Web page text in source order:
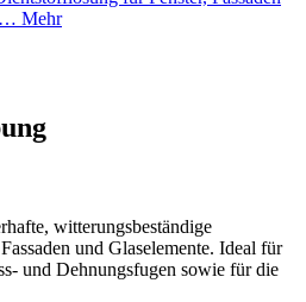
Mehr
witterungsbeständige
und Glaselemente. Ideal für
und Dehnungsfugen sowie für die